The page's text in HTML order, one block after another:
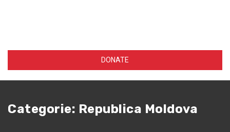
DONATE
Categorie: Republica Moldova